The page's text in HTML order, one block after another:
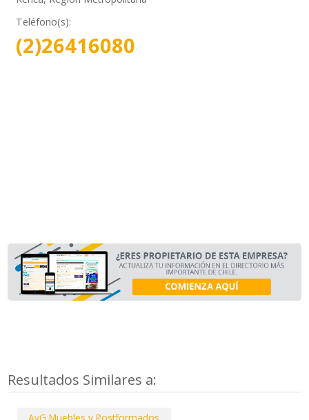
Teléfono(s):
(2)26416080
Resultados Similares a: